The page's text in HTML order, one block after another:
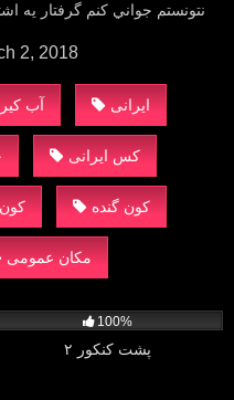
نتونستم جواني كنم گرفتار يه
2, 2018
آب کیر ایرانی
کس ایرانی
کون گنده
مکان عمومی
100%
پشت کنکور ۲